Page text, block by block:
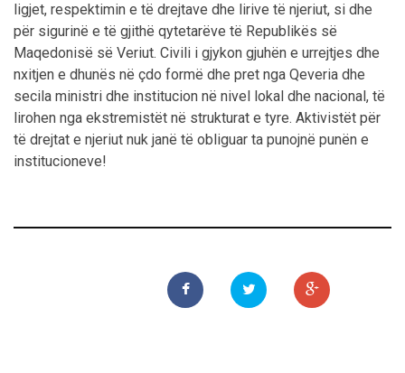
ligjet, respektimin e të drejtave dhe lirive të njeriut, si dhe
për sigurinë e të gjithë qytetarëve të Republikës së
Maqedonisë së Veriut. Civili i gjykon gjuhën e urrejtjes dhe
nxitjen e dhunës në çdo formë dhe pret nga Qeveria dhe
secila ministri dhe institucion në nivel lokal dhe nacional, të
lirohen nga ekstremistët në strukturat e tyre. Aktivistët për
të drejtat e njeriut nuk janë të obliguar ta punojnë punën e
institucioneve!